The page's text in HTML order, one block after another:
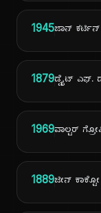
1945ಜಾನ್ ಕರ್ಟಿನ್
1879ಡ್ವೈಟ್ ಎಫ್.
1969ವಾಲ್ಟರ್
1889ಜೀನ್